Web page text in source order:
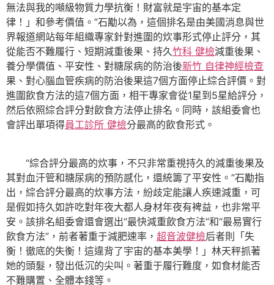
無法與我的噸級物質力學抗衡！財富就是宇宙的基本定
律！」和參考價值。”石勱以為，這個排名是由美國消息與世
界報道網站每年組織專家針對進圍的炊事形式停止評分，其
從能否不難履行、短期減重後果、持久竹科 健檢減重後果、
養分學價值、平安性、對糖尿病的防治後新竹 自律神經檢查
果、對心腦血管疾病的防治後果這7個方面停止綜合評價。對
進圍飲食方法的這7個方面，相干專家會從1星到5星給評分，
然后依照綜合評分對飲食方法停止排名。同時，該組委會也
會評出單項得員工診所 健檢分最高的飲食形式。
“綜合評分最高的炊事，不只非常重視持久的減重後果及
其對血汗管和糖尿病的預防感化，還統籌了平安性。”石勱指
出，綜合評分最高的炊事方法，紛歧定能讓人疾速減重，可
是假如持久如許吃對年夜大都人身材年夜有裨益，也非常平
安。該排名組委會還會選出“最快減重飲食方法”和“最易實行
飲食方法”，前者著重于減肥速率， 超音波健檢后者則「失
衡！徹底的失衡！這違背了宇宙的基本美學！」林天秤抓著
她的頭髮，發出低沉的尖叫。著重于履行難度，如食材能否
不難購置、全體本錢等。